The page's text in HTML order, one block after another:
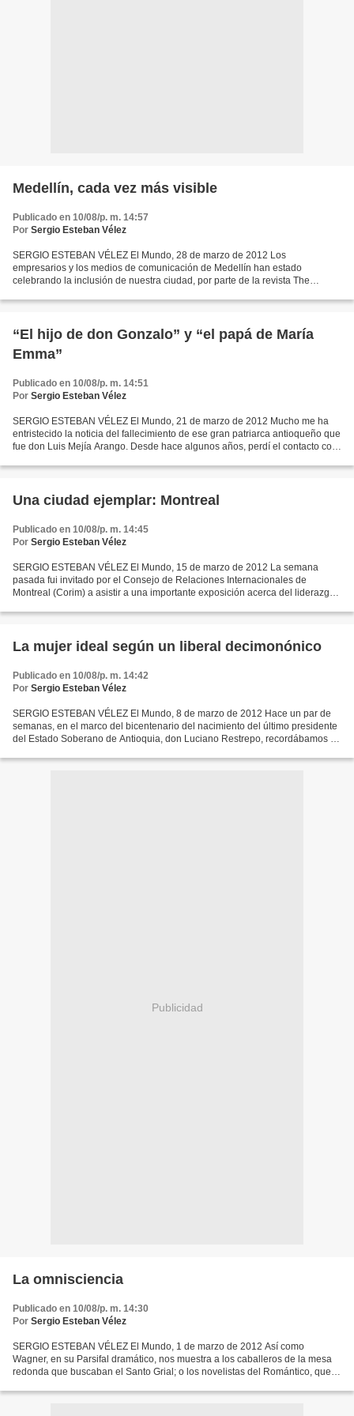
Medellín, cada vez más visible
Publicado en 10/08/p. m. 14:57
Por Sergio Esteban Vélez
SERGIO ESTEBAN VÉLEZ El Mundo, 28 de marzo de 2012 Los
empresarios y los medios de comunicación de Medellín han estado
celebrando la inclusión de nuestra ciudad, por parte de la revista The
“El hijo de don Gonzalo” y “el papá de María
Emma”
Publicado en 10/08/p. m. 14:51
Por Sergio Esteban Vélez
SERGIO ESTEBAN VÉLEZ El Mundo, 21 de marzo de 2012 Mucho me ha
entristecido la noticia del fallecimiento de ese gran patriarca antioqueño que
fue don Luis Mejía Arango. Desde hace algunos años, perdí el contacto con
Una ciudad ejemplar: Montreal
Publicado en 10/08/p. m. 14:45
Por Sergio Esteban Vélez
SERGIO ESTEBAN VÉLEZ El Mundo, 15 de marzo de 2012 La semana
pasada fui invitado por el Consejo de Relaciones Internacionales de
Montreal (Corim) a asistir a una importante exposición acerca del liderazgo
La mujer ideal según un liberal decimonónico
Publicado en 10/08/p. m. 14:42
Por Sergio Esteban Vélez
SERGIO ESTEBAN VÉLEZ El Mundo, 8 de marzo de 2012 Hace un par de
semanas, en el marco del bicentenario del nacimiento del último presidente
del Estado Soberano de Antioquia, don Luciano Restrepo, recordábamos el
Publicidad
La omnisciencia
Publicado en 10/08/p. m. 14:30
Por Sergio Esteban Vélez
SERGIO ESTEBAN VÉLEZ El Mundo, 1 de marzo de 2012 Así como
Wagner, en su Parsifal dramático, nos muestra a los caballeros de la mesa
redonda que buscaban el Santo Grial; o los novelistas del Romántico, que